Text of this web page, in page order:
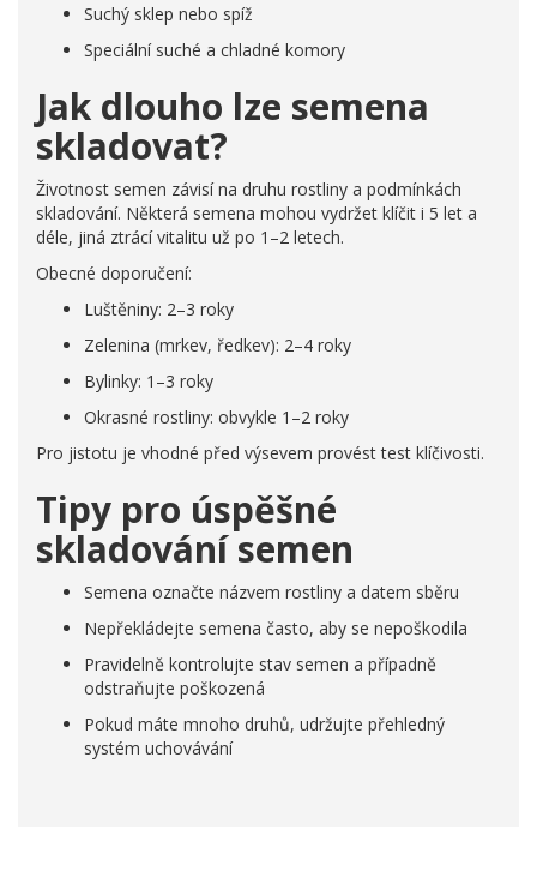
Suchý sklep nebo spíž
Speciální suché a chladné komory
Jak dlouho lze semena
skladovat?
Životnost semen závisí na druhu rostliny a podmínkách
skladování. Některá semena mohou vydržet klíčit i 5 let a
déle, jiná ztrácí vitalitu už po 1–2 letech.
Obecné doporučení:
Luštěniny: 2–3 roky
Zelenina (mrkev, ředkev): 2–4 roky
Bylinky: 1–3 roky
Okrasné rostliny: obvykle 1–2 roky
Pro jistotu je vhodné před výsevem provést test klíčivosti.
Tipy pro úspěšné
skladování semen
Semena označte názvem rostliny a datem sběru
Nepřekládejte semena často, aby se nepoškodila
Pravidelně kontrolujte stav semen a případně
odstraňujte poškozená
Pokud máte mnoho druhů, udržujte přehledný
systém uchovávání